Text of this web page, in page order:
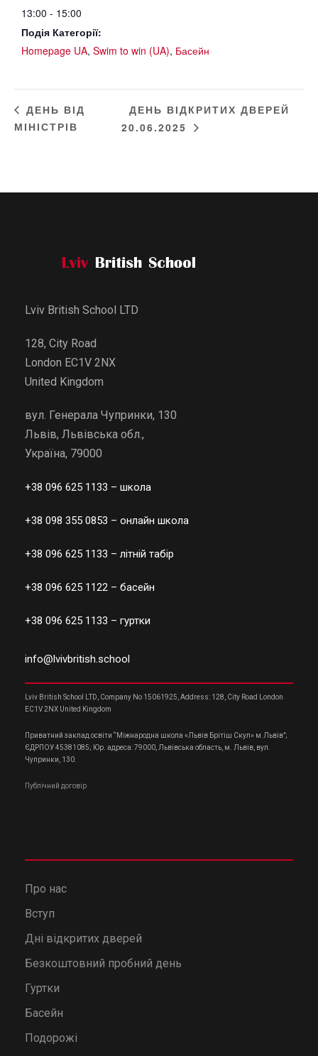
13:00 - 15:00
Подія Категорії:
Homepage UA, Swim to win (UA), Басейн
ДЕНЬ ВІД
МІНІСТРІВ
ДЕНЬ ВІДКРИТИХ ДВЕРЕЙ
20.06.2025
Lviv British School LTD
128, City Road
London EC1V 2NX
United Kingdom
вул. Генерала Чупринки, 130
Львів, Львівська обл.,
Україна, 79000
+38 096 625 1133 – школа
+38 098 355 0853 – онлайн школа
+38 096 625 1133 – літній табір
+38 096 625 1122 – басейн
+38 096 625 1133 – гуртки
info@lvivbritish.school
Lviv British School LTD, Company No 15061925, Address: 128, City Road London
EC1V 2NX United Kingdom
Приватний заклад освіти “Міжнародна школа «Львів Брітіш Скул» м.Львів”;
ЄДРПОУ 45381085; Юр. адреса: 79000, Львівська область, м. Львів, вул.
Чупринки, 130.
Публічний договір
Про нас
Вступ
Дні відкритих дверей
Безкоштовний пробний день
Гуртки
Басейн
Подорожі